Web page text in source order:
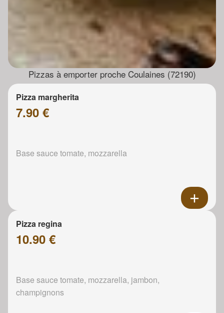
Pizzas à emporter proche Coulaines (72190)
Pizza margherita
7.90 €
Base sauce tomate, mozzarella
Pizza regina
10.90 €
Base sauce tomate, mozzarella, jambon,
champignons